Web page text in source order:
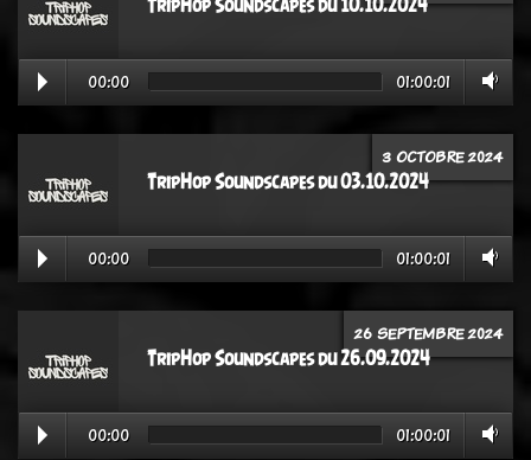
TripHop Soundscapes du 10.10.2024
00:00 01:00:01
3 OCTOBRE 2024
TripHop Soundscapes du 03.10.2024
00:00 01:00:01
26 SEPTEMBRE 2024
TripHop Soundscapes du 26.09.2024
00:00 01:00:01